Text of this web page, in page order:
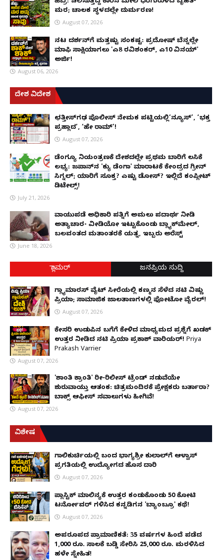
ಮರ; ಚಾಲಕ ಸ್ಥಳದಲ್ಲೇ ದುರ್ಮರಣ!
August 07, 2026
ನಟ ದರ್ಶನ್‌ಗೆ ಮತ್ತಷ್ಟು ಸಂಕಷ್ಟ: ಪ್ರದೋಷ್ ಬೆನ್ನಲ್ಲೇ
ಮಾಫಿ ಸಾಕ್ಷಿಯಾಗಲು 'ಎ8 ರವಿಶಂಕರ್, ಎ10 ವಿನಯ್'
ಅರ್ಜಿ!
August 06, 2026
ದೇಶ ವಿದೇಶ
ಛತ್ತೀಸ್‌ಗಢ ಪೊಲೀಸ್ ನೇಮಕ ಪಟ್ಟಿಯಲ್ಲಿ‘ನ್ಯೂಸ್’, ‘ಭಕ್ತ
ಪ್ರಹ್ಲಾದ’, ‘ಹೇ ರಾಮ್’!
August 07, 2026
ಡೆಂಗ್ಯೂ ನಿಯಂತ್ರಣಕ್ಕೆ ದೇಶದಲ್ಲೇ ಪ್ರಥಮ ಬಾರಿಗೆ ಲಸಿಕೆ
ಲಭ್ಯ: ಜಪಾನ್‌ನ 'ಕ್ಯು ಡೆಂಗಾ' ಮಾರಾಟಕ್ಕೆ ಕೇಂದ್ರದ ಗ್ರೀನ್
ಸಿಗ್ನಲ್; ಯಾರಿಗೆ ಸೂಕ್ತ? ಎಷ್ಟು ಡೋಸ್? ಇಲ್ಲಿದೆ ಕಂಪ್ಲೀಟ್
ಡಿಟೇಲ್ಸ್!
July 21, 2026
ವಾಯುಪಡೆ ಅಧಿಕಾರಿ ಪತ್ನಿಗೆ ಅಮಲು ಪದಾರ್ಥ ನೀಡಿ
ಅತ್ಯಾಚಾರ- ವೀಡಿಯೋ ಇಟ್ಟುಕೊಂಡು ಬ್ಲ್ಯಾಕ್‌ಮೇಲ್,
ಬಲವಂತದ ಮತಾಂತರಕ್ಕೆ ಯತ್ನ, ಇಬ್ಬರು ಅರೆಸ್ಟ್
June 18, 2026
ಗ್ಲಾಮರ್ ಜನಪ್ರಿಯ ಸುದ್ದಿ
ಗ್ಲ್ಯಾಮಾರಸ್ ವೈಟ್‌ ಸೀರೆಯಲ್ಲಿ ಕಣ್ಮನ ಸೆಳೆದ ನಟಿ ವಿಷ್ಣು
ಪ್ರಿಯಾ; ಸಾಮಾಜಿಕ ಜಾಲತಾಣಗಳಲ್ಲಿ ಫೋಟೋ ವೈರಲ್!
August 07, 2026
ಕೇಸರಿ ಉಡುಪಿನ ಬಗೆಗೆ ಕೇಳಿದ ಮಾಧ್ಯಮದ ಪ್ರಶ್ನೆಗೆ ಖಡಕ್
ಉತ್ತರ ನೀಡಿದ ನಟಿ ಪ್ರಿಯಾ ಪ್ರಕಾಶ್ ವಾರಿಯರ್! Priya
Prakash Varrier
August 07, 2026
'ಶಾಂತಿ ಕ್ರಾಂತಿ' ರೀ-ರಿಲೀಸ್ ಟ್ರೆಂಡ್ ನಡುವೆಯೇ
ಶುರುವಾಯ್ತು ಆತಂಕ: ಚಿತ್ರಮಂದಿರಕ್ಕೆ ಪ್ರೇಕ್ಷಕರು ಬರ್ತಾರಾ?
ಬಾಕ್ಸ್ ಆಫೀಸ್ ಸವಾಲುಗಳು ಹೀಗಿವೆ!
August 07, 2026
ವಿಶೇಷ
ಗಾಲಿಕುರ್ಚಿಯಲ್ಲಿ ಬಂದ ಭಾಗ್ಯಶ್ರೀ ಕುಲಾಲ್‌ಗೆ ಆಳ್ವಾಸ್
ಪ್ರಗತಿಯಲ್ಲಿ ಉದ್ಯೋಗದ ಹೊಸ ದಾರಿ
August 07, 2026
ಪ್ಲಾಸ್ಟಿಕ್ ಮಾಲಿನ್ಯಕ್ಕೆ ಉತ್ತರ ಕಂಡುಕೊಂಡು ₹50 ಕೋಟಿ
ಟರ್ನೋವರ್ ಗಳಿಸಿದ ಕನ್ನಡಿಗನ 'ಬ್ಯಾಂಬ್ರೂ' ಕಥೆ!
August 07, 2026
ಅಪರೂಪದ ಪ್ರಾಮಾಣಿಕತೆ: 35 ವರ್ಷಗಳ ಹಿಂದೆ ಪಡೆದ
1,000 ರೂ. ಸಾಲಕ್ಕೆ ಬಡ್ಡಿ ಸೇರಿಸಿ 25,000 ರೂ. ಮರಳಿಸಿದ
ಹಳೇ ಸ್ನೇಹಿತ!